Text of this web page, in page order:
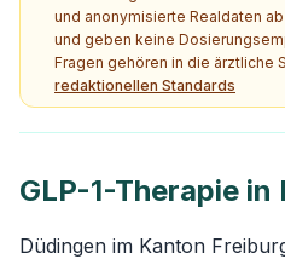
und anonymisierte Realdaten
und geben keine
Fragen gehören in die ärztliche
redaktionellen Standards
GLP-1-Therapie in
Düdingen im Kanton